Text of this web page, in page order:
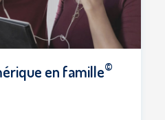
en famille©